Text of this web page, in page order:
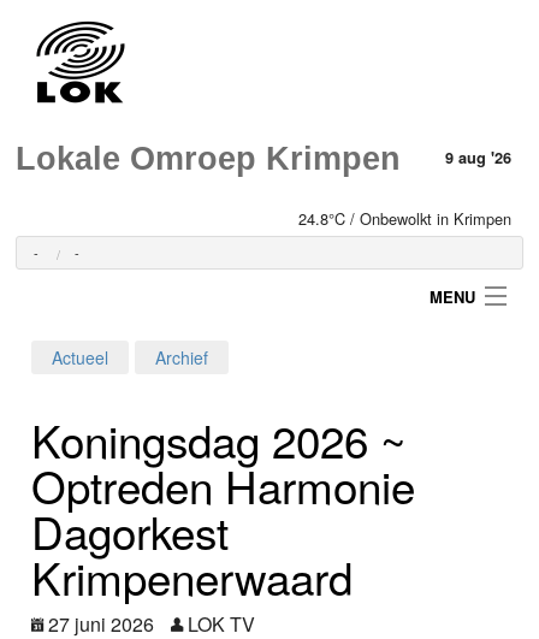
Lokale Omroep Krimpen 9 aug '26
24.8°C / Onbewolkt in Krimpen
- -
MENU
Home
Programma's
Nieuws
Foto's
Actueel Archief
Koningsdag 2026 ~
Optreden Harmonie
Dagorkest
Krimpenerwaard
27 juni 2026
LOK TV